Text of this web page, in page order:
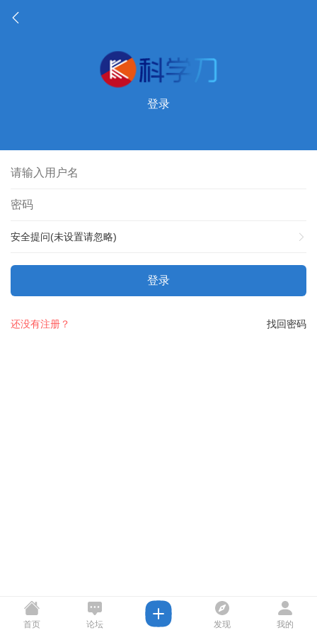
登录
安全提问(未设置请忽略)
登录
找回密码
还没有注册？
首页 论坛 发现 我的